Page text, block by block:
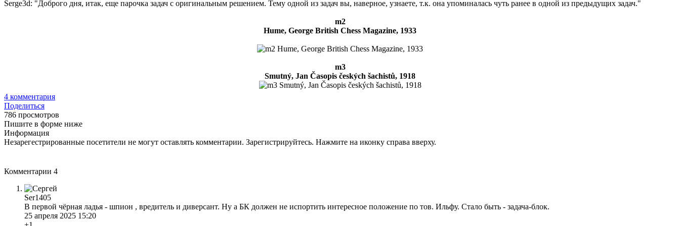
Serge3d: "Доброго дня, итак, еще парочка задач с оригинальным решением. Тему одной из задач вы, наверное, узнаете, т.к. она упоминалась чуть ранее в одной из предыдущих задач."
m2
Hume, George British Chess Magazine, 1933
m3
Smutný, Jan Časopis českých šachistů, 1918
4 комментария
Поделиться
786 просмотров
Пишите в форме ниже
Информация
Незарегестрированные посетители не могут оставлять комментарии. Зарегистрируйтесь. Нажмите на иконку справа вверху.
Комментарии 4
Ser1405
В первой чёрная ладья - шпион , вредитель и диверсант. Ну а БК должен не испортить интересное положение по тов. Ильфу. Стало быть - задача-блок.
25 апреля 2025 15:20